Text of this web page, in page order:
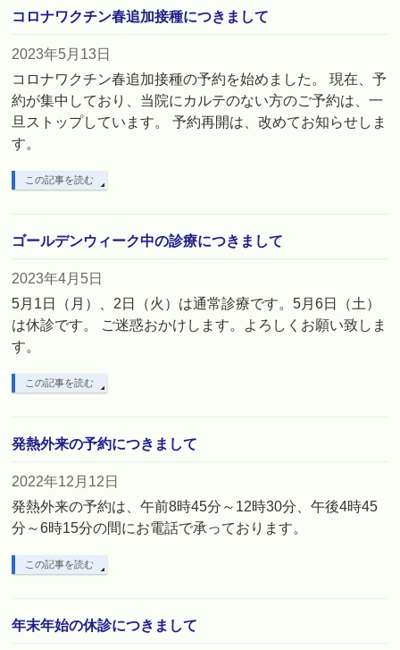
コロナワクチン春追加接種につきまして
2023年5月13日
コロナワクチン春追加接種の予約を始めました。 現在、予
約が集中しており、当院にカルテのない方のご予約は、一
旦ストップしています。 予約再開は、改めてお知らせしま
す。
この記事を読む
ゴールデンウィーク中の診療につきまして
2023年4月5日
5月1日（月）、2日（火）は通常診療です。5月6日（土）
は休診です。 ご迷惑おかけします。よろしくお願い致しま
す。
この記事を読む
発熱外来の予約につきまして
2022年12月12日
発熱外来の予約は、午前8時45分～12時30分、午後4時45
分～6時15分の間にお電話で承っております。
この記事を読む
年末年始の休診につきまして